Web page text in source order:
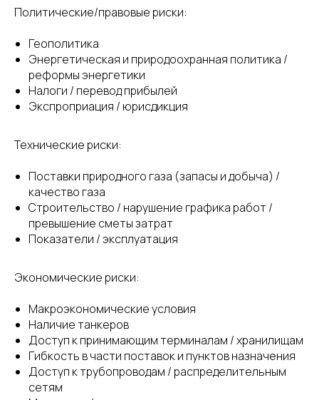
Политические/правовые риски:
Геополитика
Энергетическая и природоохранная политика /
реформы энергетики
Налоги / перевод прибылей
Экспроприация / юрисдикция
Технические риски:
Поставки природного газа (запасы и добыча) /
качество газа
Строительство / нарушение графика работ /
превышение сметы затрат
Показатели / эксплуатация
Экономические риски:
Макроэкономические условия
Наличие танкеров
Доступ к принимающим терминалам / хранилищам
Гибкость в части поставок и пунктов назначения
Доступ к трубопроводам / распределительным
сетям